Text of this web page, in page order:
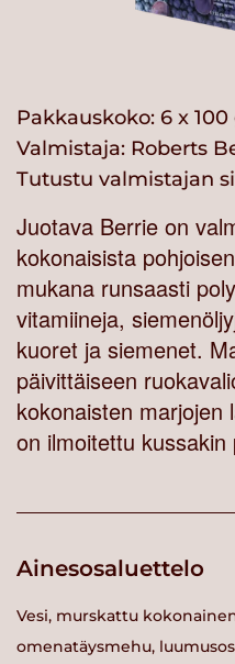
Pakkauskoko: 6 x 100
Valmistaja: Roberts
Tutustu valmistajan
Juotava Berrie on
kokonaisista
mukana runsaasti
vitamiineja,
kuoret ja siemenet.
päivittäiseen
kokonaisten marjojen
on ilmoitettu kussakin
Ainesosaluettelo
Vesi, murskattu
omenatäysmehu,